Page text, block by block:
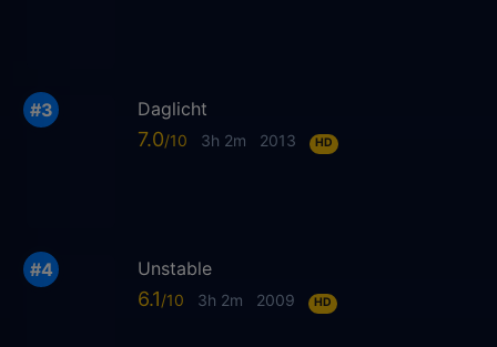
Daglicht
7.0 3h 2m 2013 HD
Unstable
6.1 3h 2m 2009 HD